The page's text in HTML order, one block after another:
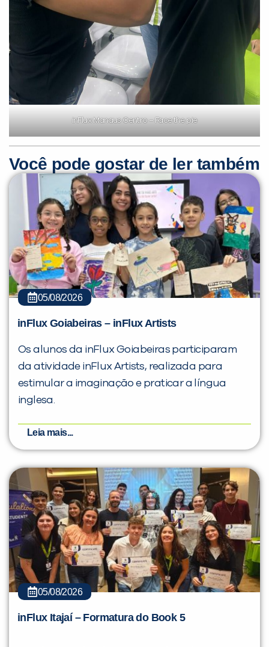
inFlux Manaus Centro – Face the pie
Você pode gostar de ler também
05/08/2026
inFlux Goiabeiras – inFlux Artists
Os alunos da inFlux Goiabeiras participaram
da atividade inFlux Artists, realizada para
estimular a imaginação e praticar a língua
inglesa.
Leia mais...
05/08/2026
inFlux Itajaí – Formatura do Book 5